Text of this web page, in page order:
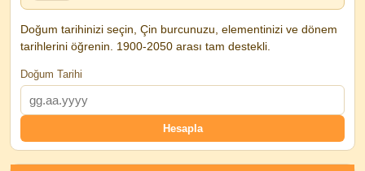
Doğum tarihinizi seçin, Çin burcunuzu, elementinizi ve dönem
tarihlerini öğrenin. 1900-2050 arası tam destekli.
Doğum Tarihi